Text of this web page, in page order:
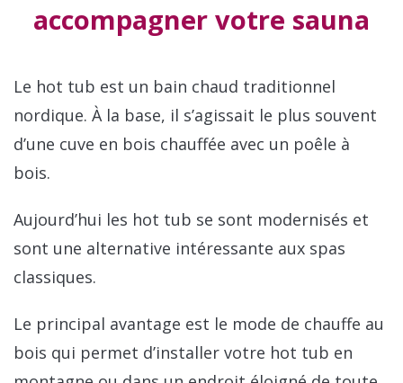
accompagner votre sauna
Le hot tub est un bain chaud traditionnel
nordique. À la base, il s’agissait le plus souvent
d’une cuve en bois chauffée avec un poêle à
bois.
Aujourd’hui les hot tub se sont modernisés et
sont une alternative intéressante aux spas
classiques.
Le principal avantage est le mode de chauffe au
bois qui permet d’installer votre hot tub en